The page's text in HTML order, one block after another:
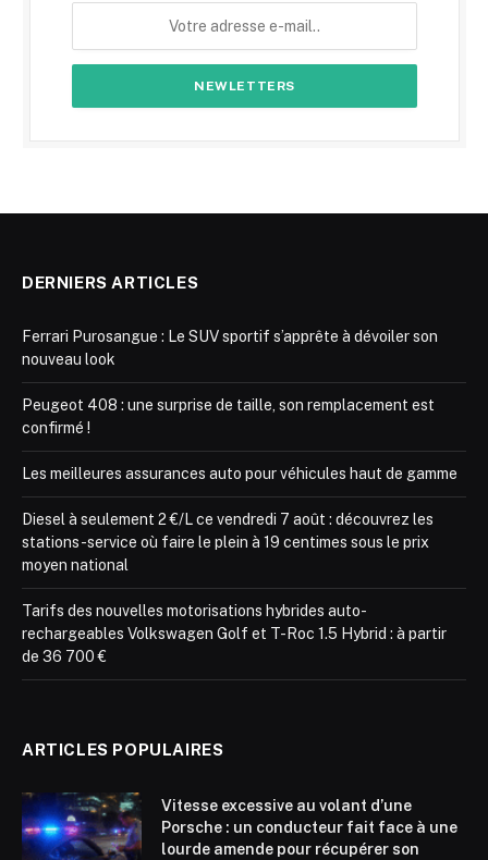
DERNIERS ARTICLES
Ferrari Purosangue : Le SUV sportif s’apprête à dévoiler son
nouveau look
Peugeot 408 : une surprise de taille, son remplacement est
confirmé !
Les meilleures assurances auto pour véhicules haut de gamme
Diesel à seulement 2 €/L ce vendredi 7 août : découvrez les
stations-service où faire le plein à 19 centimes sous le prix
moyen national
Tarifs des nouvelles motorisations hybrides auto-
rechargeables Volkswagen Golf et T-Roc 1.5 Hybrid : à partir
de 36 700 €
ARTICLES POPULAIRES
Vitesse excessive au volant d’une
Porsche : un conducteur fait face à une
lourde amende pour récupérer son